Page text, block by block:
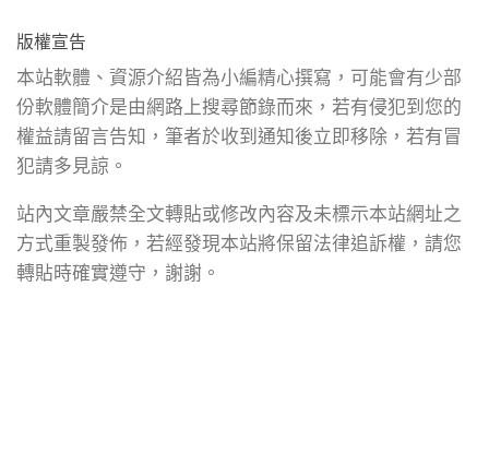
版權宣告
本站軟體、資源介紹皆為小編精心撰寫，可能會有少部
份軟體簡介是由網路上搜尋節錄而來，若有侵犯到您的
權益請留言告知，筆者於收到通知後立即移除，若有冒
犯請多見諒。
站內文章嚴禁全文轉貼或修改內容及未標示本站網址之
方式重製發佈，若經發現本站將保留法律追訴權，請您
轉貼時確實遵守，謝謝。